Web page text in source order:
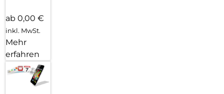
ab 0,00 €
inkl. MwSt.
Mehr
erfahren